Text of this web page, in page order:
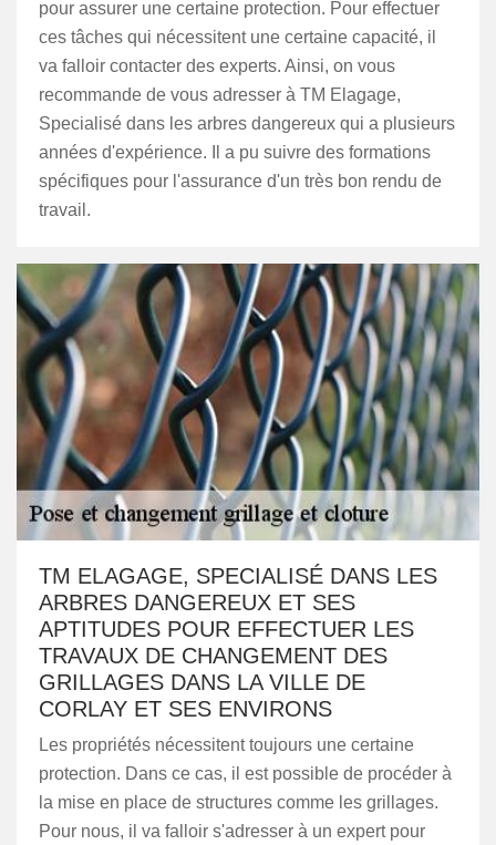
pour assurer une certaine protection. Pour effectuer
ces tâches qui nécessitent une certaine capacité, il
va falloir contacter des experts. Ainsi, on vous
recommande de vous adresser à TM Elagage,
Specialisé dans les arbres dangereux qui a plusieurs
années d'expérience. Il a pu suivre des formations
spécifiques pour l'assurance d'un très bon rendu de
travail.
TM ELAGAGE, SPECIALISÉ DANS LES
ARBRES DANGEREUX ET SES
APTITUDES POUR EFFECTUER LES
TRAVAUX DE CHANGEMENT DES
GRILLAGES DANS LA VILLE DE
CORLAY ET SES ENVIRONS
Les propriétés nécessitent toujours une certaine
protection. Dans ce cas, il est possible de procéder à
la mise en place de structures comme les grillages.
Pour nous, il va falloir s'adresser à un expert pour